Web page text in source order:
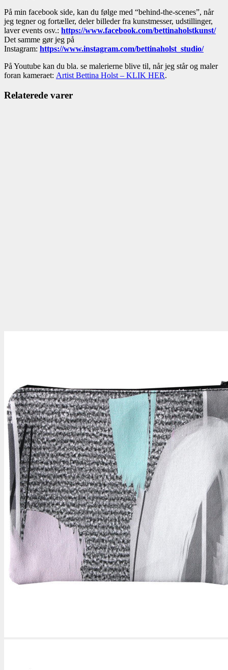
På min facebook side, kan du følge med “behind-the-scenes”, når
jeg tegner og fortæller, deler billeder fra kunstmesser, udstillinger,
laver events osv.: https://www.facebook.com/bettinaholstkunst/
Det samme gør jeg på
Instagram: https://www.instagram.com/bettinaholst_studio/
På Youtube kan du bla. se malerierne blive til, når jeg står og maler
foran kameraet: Artist Bettina Holst – KLIK HER.
Relaterede varer